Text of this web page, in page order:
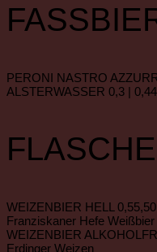
PERONI NASTRO
ALSTERWASSER 0,3 | 0,4
WEIZENBIER HELL 0,55,50
Franziskaner Hefe Weißbier
WEIZENBIER
Erdinger Weizen